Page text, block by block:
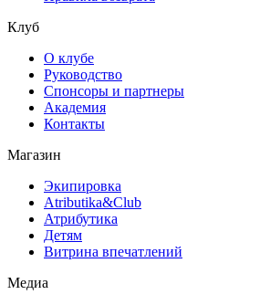
Клуб
О клубе
Руководство
Спонсоры и партнеры
Академия
Контакты
Магазин
Экипировка
Atributika&Club
Атрибутика
Детям
Витрина впечатлений
Медиа